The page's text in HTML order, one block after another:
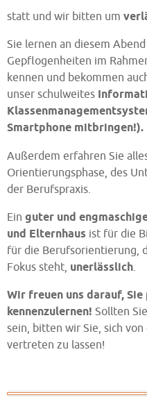
statt und wir bitten um
Sie lernen an diesem
Gepflogenheiten im
kennen und bekommen
unser schulweites
Smartphone mitbringen!).
Außerdem erfahren Sie
Orientierungsphase, des
der Berufspraxis.
Ein guter und
und Elternhaus ist für die
für die Berufsorientierung,
Fokus steht, unerlässlich.
Wir freuen uns darauf,
kennenzulernen! Sollten
sein, bitten wir Sie, sich
vertreten zu lassen!